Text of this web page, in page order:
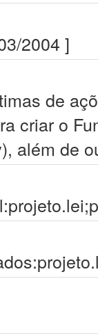
2004 ]
de
criar o
além de